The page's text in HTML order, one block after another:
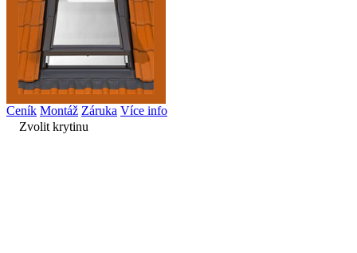
Ceník Montáž Záruka Více info
Zvolit krytinu